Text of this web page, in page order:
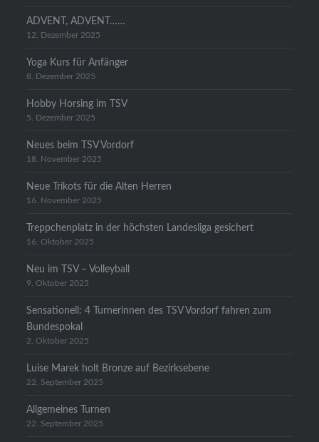
ADVENT, ADVENT……
12. Dezember 2025
Yoga Kurs für Anfänger
8. Dezember 2025
Hobby Horsing im TSV
5. Dezember 2025
Neues beim TSV Vordorf
18. November 2025
Neue Trikots für die Alten Herren
16. November 2025
Treppchenplatz in der höchsten Landesliga gesichert
16. Oktober 2025
Neu im TSV – Volleyball
9. Oktober 2025
Sensationell: 4 Turnerinnen des TSV Vordorf fahren zum
Bundespokal
2. Oktober 2025
Luise Marek holt Bronze auf Bezirksebene
22. September 2025
Allgemeines Turnen
22. September 2025